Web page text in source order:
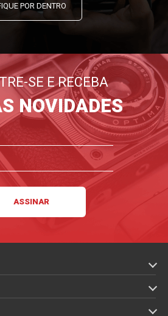
POR DENTRO
SE E RECEBA
NOVIDADES